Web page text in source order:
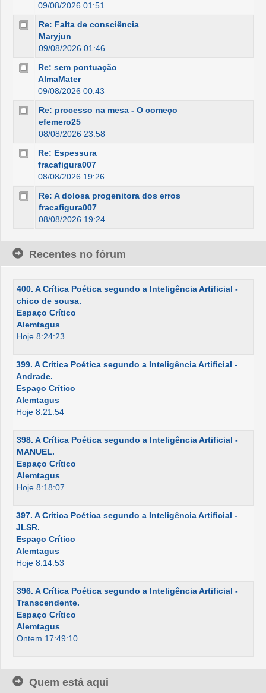
09/08/2026 01:51
Re: Falta de consciência
Maryjun
09/08/2026 01:46
Re: sem pontuação
AlmaMater
09/08/2026 00:43
Re: processo na mesa - O começo
efemero25
08/08/2026 23:58
Re: Espessura
fracafigura007
08/08/2026 19:26
Re: A dolosa progenitora dos erros
fracafigura007
08/08/2026 19:24
Recentes no fórum
400. A Crítica Poética segundo a Inteligência Artificial -
chico de sousa.
Espaço Crítico
Alemtagus
Hoje 8:24:23
399. A Crítica Poética segundo a Inteligência Artificial -
Andrade.
Espaço Crítico
Alemtagus
Hoje 8:21:54
398. A Crítica Poética segundo a Inteligência Artificial -
MANUEL.
Espaço Crítico
Alemtagus
Hoje 8:18:07
397. A Crítica Poética segundo a Inteligência Artificial -
JLSR.
Espaço Crítico
Alemtagus
Hoje 8:14:53
396. A Crítica Poética segundo a Inteligência Artificial -
Transcendente.
Espaço Crítico
Alemtagus
Ontem 17:49:10
Quem está aqui